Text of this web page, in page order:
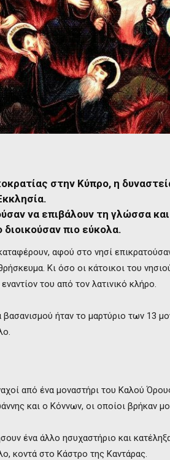
στην Κύπρο, η
να επιβάλουν τη γλώσσα
πιο εύκολα.
αφού στο νησί
Κι όσο οι κάτοικοι του
του από τον λατινικό κλήρο.
βασανισμού ήταν το μαρτύριο των 13
από ένα μοναστήρι του Καλού
και ο Κόννων, οι οποίοι βρήκαν
ένα άλλο ησυχαστήριο και
κοντά στο Κάστρο της Καντάρας.